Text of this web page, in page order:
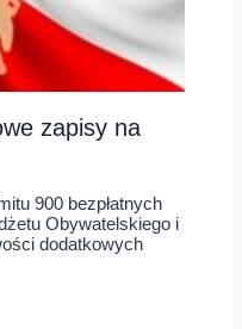
zapisy na
900 bezpłatnych
Obywatelskiego i
dodatkowych